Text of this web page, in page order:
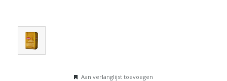
Aan verlanglijst toevoegen